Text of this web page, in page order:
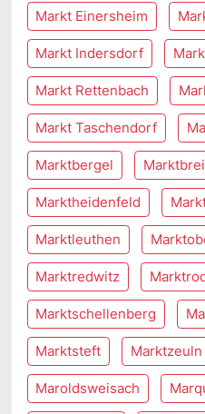
Markt Einersheim
Markt Indersdorf
Markt Rettenbach
Markt Taschendorf
Marktbergel
Marktheidenfeld
Marktleuthen
Marktredwitz
Marktschellenberg
Marktsteft Marktzeuln
Maroldsweisach